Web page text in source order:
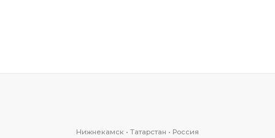
Нижнекамск • Татарстан • Россия